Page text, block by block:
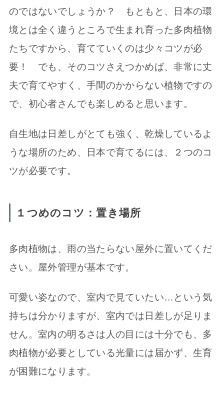
のではないでしょうか？ もともと、日本の環
境とは全く違うところで生まれ育った多肉植物
たちですから、育てていくのは少々コツが必
要！ でも、そのコツさえつかめば、非常に丈
夫で育てやすく、手間のかからない植物ですの
で、初心者さんでも楽しめると思います。
自生地は日差しがとても強く、乾燥しているよ
うな場所のため、日本で育てるには、２つのコ
ツが必要です。
１つめのコツ：置き場所
多肉植物は、雨の当たらない屋外に置いてくだ
さい。屋外管理が基本です。
可愛い姿なので、室内で見ていたい…という気
持ちは分かりますが、室内では日差しが足りま
せん。室内の明るさは人の目には十分でも、多
肉植物が必要としている光量には届かず、生育
が困難になります。